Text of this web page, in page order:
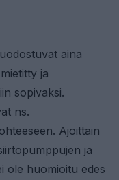
aina
ja
sopivaksi.
ns.
Ajoittain
ja
ole huomioitu edes